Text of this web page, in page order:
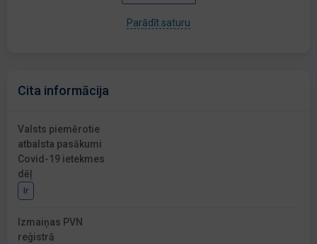
Parādīt saturu
Cita informācija
Valsts piemērotie
atbalsta pasākumi
Covid-19 ietekmes
dēļ
Ir
Izmaiņas PVN
reģistrā